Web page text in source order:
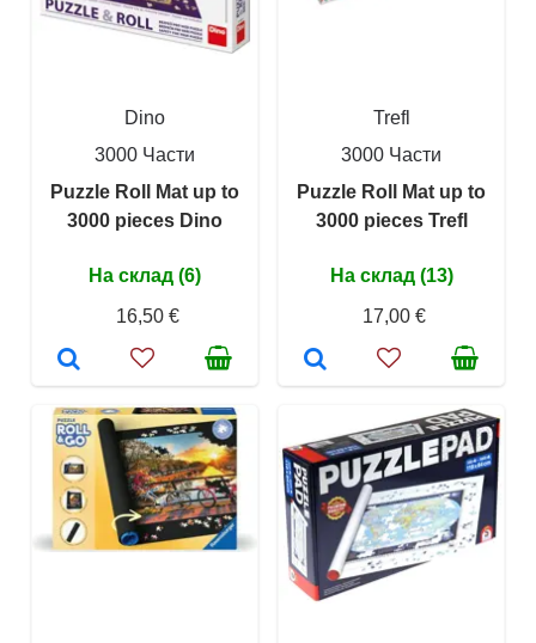
Dino
3000 Части
Puzzle Roll Mat up to
3000 pieces Dino
На склад (6)
16,50 €
Trefl
3000 Части
Puzzle Roll Mat up to
3000 pieces Trefl
На склад (13)
17,00 €